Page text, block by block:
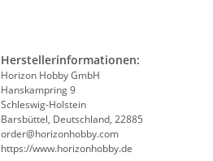
Herstellerinformationen:
Horizon Hobby GmbH
Hanskampring 9
Schleswig-Holstein
Barsbüttel, Deutschland, 22885
order@horizonhobby.com
https://www.horizonhobby.de